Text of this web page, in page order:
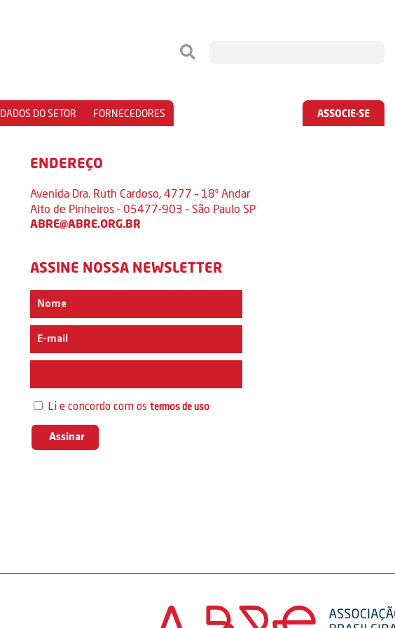
DADOS DO SETOR FORNECEDORES ASSOCIE-SE
ENDEREÇO
Avenida Dra. Ruth Cardoso, 4777 – 18º Andar
Alto de Pinheiros – 05477-903 – São Paulo SP
ABRE@ABRE.ORG.BR
ASSINE NOSSA NEWSLETTER
Li e concordo com ostermos de uso